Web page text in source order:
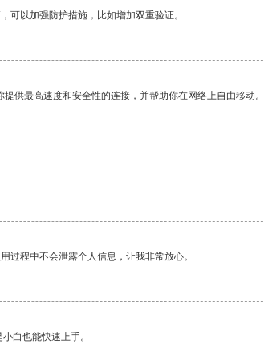
可以加强防护措施，比如增加双重验证。
供最高速度和安全性的连接，并帮助你在网络上自由移动。
过程中不会泄露个人信息，让我非常放心。
白也能快速上手。